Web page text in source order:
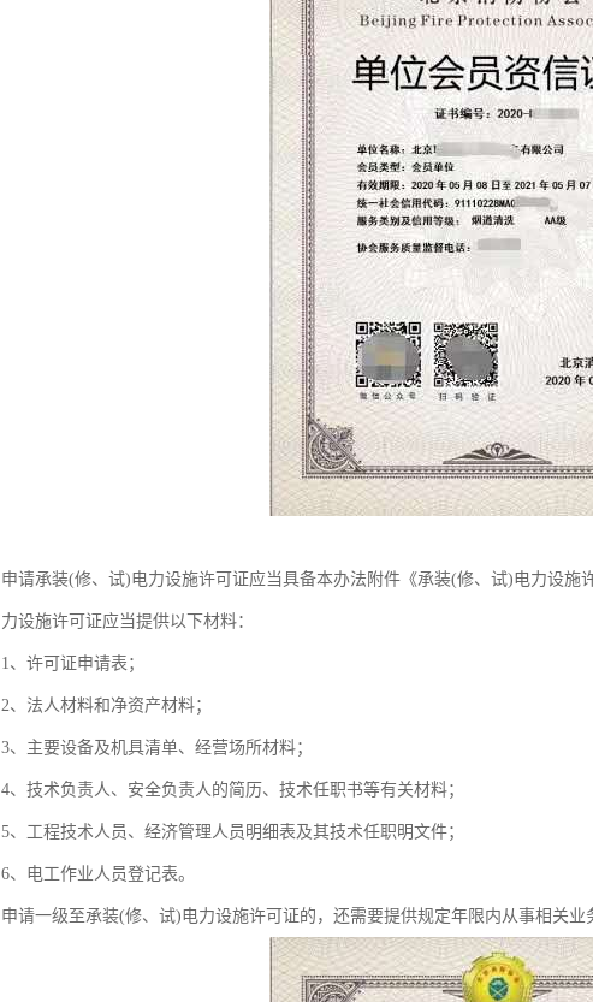
申请承装(修、试)电力设施许可证应当具备本办法附件《承装(修、试)电力设
力设施许可证应当提供以下材料：
1、许可证申请表；
2、法人材料和净资产材料；
3、主要设备及机具清单、经营场所材料；
4、技术负责人、安全负责人的简历、技术任职书等有关材料；
5、工程技术人员、经济管理人员明细表及其技术任职明文件；
6、电工作业人员登记表。
申请一级至承装(修、试)电力设施许可证的，还需要提供规定年限内从事相关业